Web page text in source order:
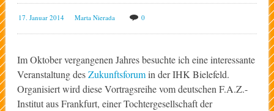
17. Januar 2014 Marta Nierada 0
Im Oktober vergangenen Jahres besuchte ich eine interessante
Veranstaltung desZukunftsforumin der IHK Bielefeld.
Organisiert wird diese Vortragsreihe vom deutschen F.A.Z.-
Institut aus Frankfurt, einer Tochtergesellschaft der